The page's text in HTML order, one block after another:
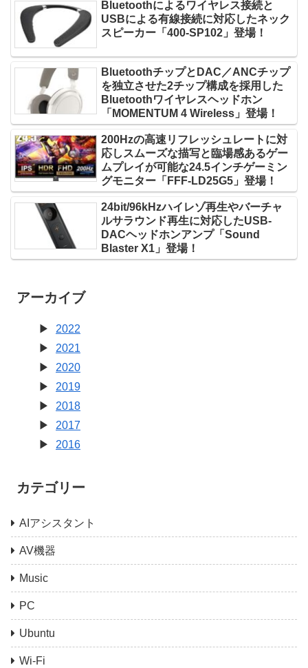
Bluetoothによるワイヤレス接続と
USBによる有線接続に対応したネック
スピーカー「400-SP102」登場！
BluetoothチップとDAC／ANCチップ
を独立させた2チップ構成を採用した
Bluetoothワイヤレスヘッドホン
「MOMENTUM 4 Wireless」登場！
200Hzの高速リフレッシュレートに対
応しスムーズな描写と臨場感あるゲー
ムプレイが可能な24.5インチゲーミン
グモニター「FFF-LD25G5」登場！
24bit/96kHzハイレゾ再生やバーチャ
ルサラウンド再生に対応したUSB-
DACヘッドホンアンプ「Sound
Blaster X1」登場！
アーカイブ
2022
2021
2020
2019
2018
2017
2016
カテゴリー
AIアシスタント
AV機器
Music
PC
Ubuntu
Wi-Fi